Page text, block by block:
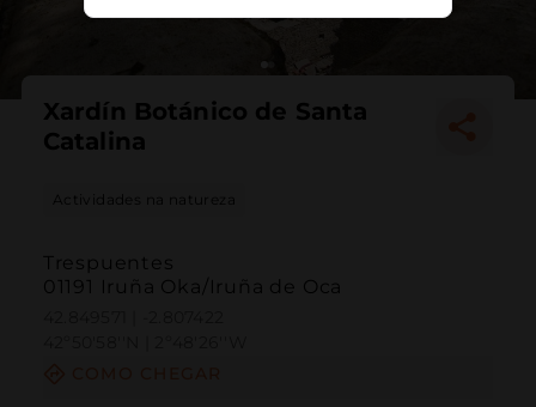
Xardín Botánico de Santa
Catalina
Actividades na natureza
Trespuentes
01191 Iruña Oka/Iruña de Oca